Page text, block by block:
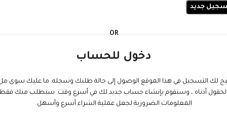
جديد
OR
دخول للحساب
لك التسجيل في هذا الموقع الوصول إلى حالة طلبك وسجله. ما عليك سوى
أدناه ، وسنقوم بإنشاء حساب جديد لك في أسرع وقت. سنطلب منك
المعلومات الضرورية لجعل عملية الشراء أسرع وأسهل.